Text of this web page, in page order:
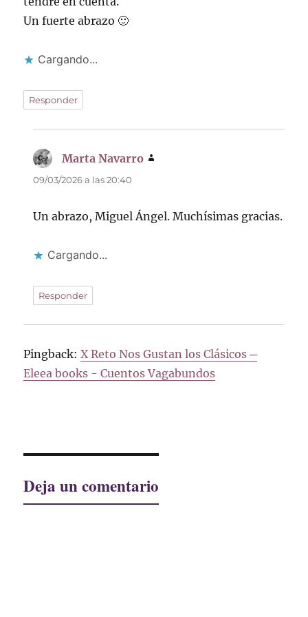
Un fuerte abrazo 🙂
Cargando...
Responder
Marta Navarro
09/03/2026 a las 20:40
Un abrazo, Miguel Ángel. Muchísimas gracias.
Cargando...
Responder
Pingback:X Reto Nos Gustan los Clásicos ─
Eleea books - Cuentos Vagabundos
Deja un comentario